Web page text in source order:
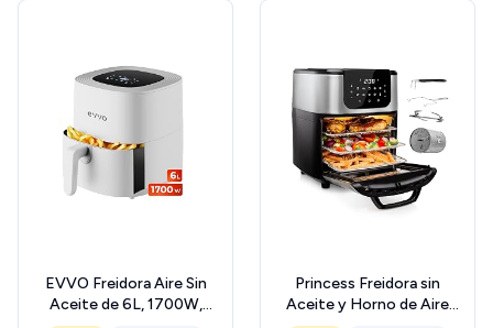
EVVO Freidora Aire Sin
Aceite de 6L, 1700W,
Princess Freidora sin
Aceite y Horno de Aire